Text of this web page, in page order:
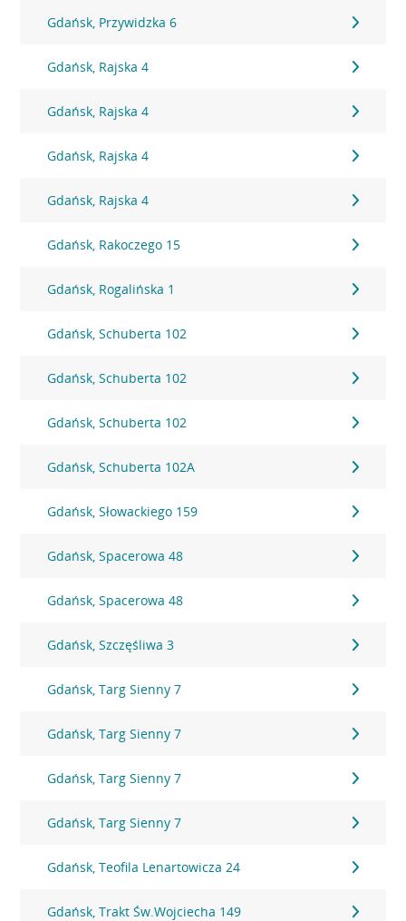
Gdańsk, Przywidzka 6
Gdańsk, Rajska 4
Gdańsk, Rajska 4
Gdańsk, Rajska 4
Gdańsk, Rajska 4
Gdańsk, Rakoczego 15
Gdańsk, Rogalińska 1
Gdańsk, Schuberta 102
Gdańsk, Schuberta 102
Gdańsk, Schuberta 102
Gdańsk, Schuberta 102A
Gdańsk, Słowackiego 159
Gdańsk, Spacerowa 48
Gdańsk, Spacerowa 48
Gdańsk, Szczęśliwa 3
Gdańsk, Targ Sienny 7
Gdańsk, Targ Sienny 7
Gdańsk, Targ Sienny 7
Gdańsk, Targ Sienny 7
Gdańsk, Teofila Lenartowicza 24
Gdańsk, Trakt Św.Wojciecha 149